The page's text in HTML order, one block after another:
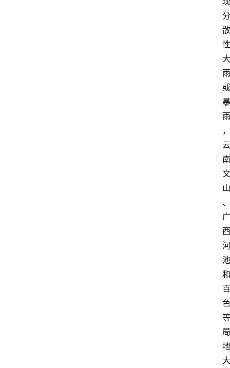
分
散
性
大
雨
或
暴
雨
，
云
南
文
山
、
广
西
河
池
和
百
色
等
局
地
大